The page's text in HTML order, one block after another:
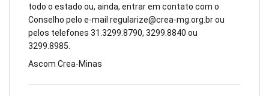
todo o estado ou, ainda, entrar em contato com o
Conselho pelo e-mail regularize@crea-mg.org.brou
pelos telefones 31.3299.8790, 3299.8840 ou
3299.8985.
Ascom Crea-Minas